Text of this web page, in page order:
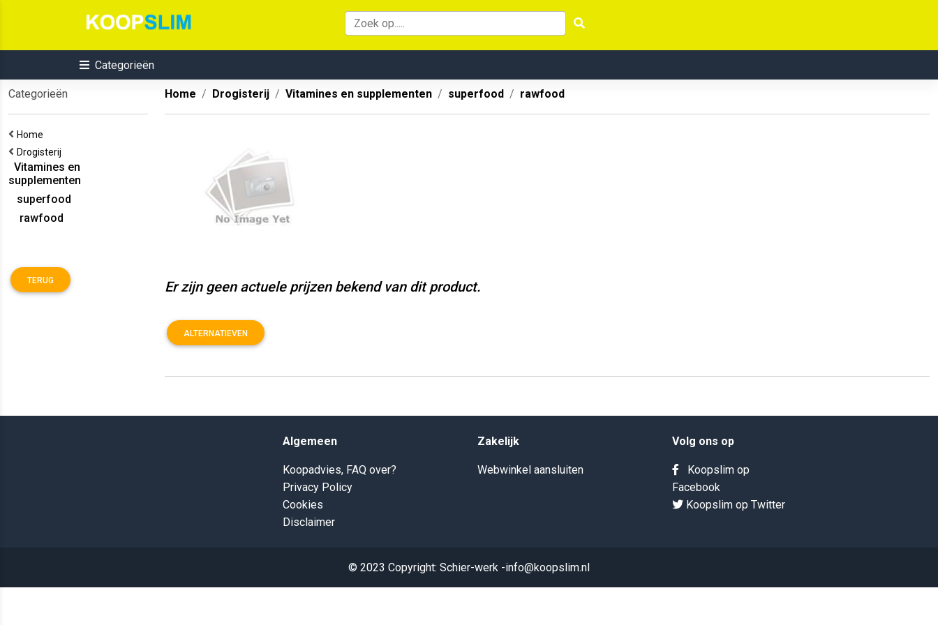
Categorieën
Categorieën
Home
Drogisterij
Vitamines en
supplementen
superfood
rawfood
TERUG
Home Drogisterij Vitamines en supplementen superfood rawfood
Er zijn geen actuele prijzen bekend van dit product.
ALTERNATIEVEN
Algemeen
Koopadvies, FAQ over?
Privacy Policy
Cookies
Disclaimer
Zakelijk
Webwinkel aansluiten
Volg ons op
Koopslim op
Facebook
Koopslim op Twitter
© 2023 Copyright: Schier-werk -info@koopslim.nl